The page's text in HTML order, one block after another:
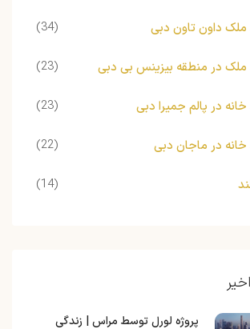
ملک داون تاون دبی (34)
ملک در منطقه بیزینس بی دبی (23)
در پالم جمیرا دبی (23)
در ماجان دبی (22)
(14)
پروژه لورل توسط مراس | زندگی